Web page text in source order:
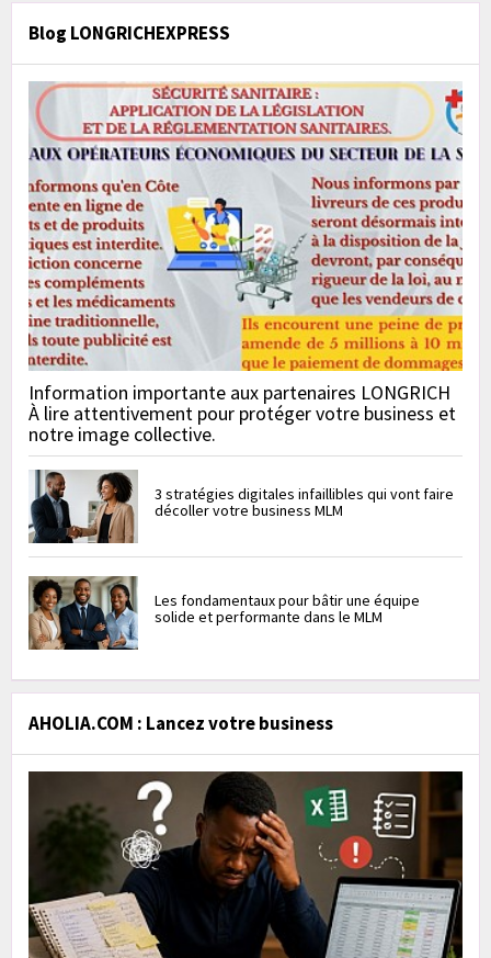
Blog LONGRICHEXPRESS
Information importante aux partenaires LONGRICH
À lire attentivement pour protéger votre business et
notre image collective.
3 stratégies digitales infaillibles qui vont faire
décoller votre business MLM
Les fondamentaux pour bâtir une équipe
solide et performante dans le MLM
AHOLIA.COM : Lancez votre business